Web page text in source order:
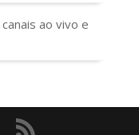
ao vivo e